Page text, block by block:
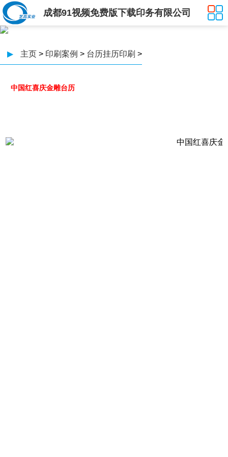
成都91视频免费版下载印务有限公司
▶ 主页 > 印刷案例 > 台历挂历印刷 >
中国红喜庆金雕台历